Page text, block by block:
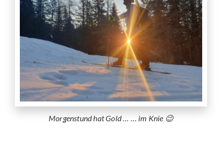
Morgenstund hat Gold … … im Knie 😉